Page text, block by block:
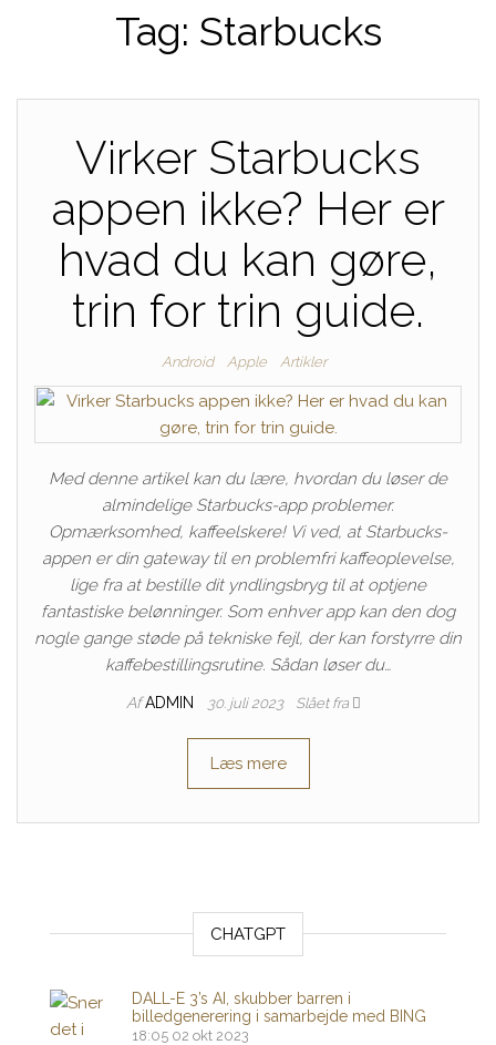
Tag: Starbucks
Virker Starbucks
appen ikke? Her er
hvad du kan gøre,
trin for trin guide.
Android Apple Artikler
Med denne artikel kan du lære, hvordan du løser de
almindelige Starbucks-app problemer.
Opmærksomhed, kaffeelskere! Vi ved, at Starbucks-
appen er din gateway til en problemfri kaffeoplevelse,
lige fra at bestille dit yndlingsbryg til at optjene
fantastiske belønninger. Som enhver app kan den dog
nogle gange støde på tekniske fejl, der kan forstyrre din
kaffebestillingsrutine. Sådan løser du…
Af ADMIN 30. juli 2023 Slået fra
Læs mere
CHATGPT
DALL-E 3’s AI, skubber barren i
billedgenerering i samarbejde med BING
18:05 02 okt 2023